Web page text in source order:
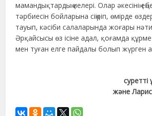
мамандықтардың иелері. Олар әкесінің
тәрбиесін бойларына сіңіріп, өмірде
тауып, кәсіби салаларында жоғары
Әрқайсысы өз ісіне адал, қоғамда
мен туған елге пайдалы болып жүрген
суретті
және